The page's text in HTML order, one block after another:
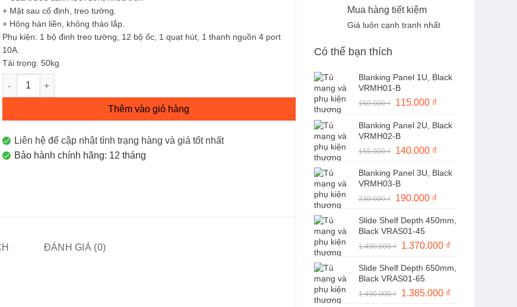
Mua hàng tiết kiệm
Giá luôn cạnh tranh nhất
Có thể bạn thích
Blanking Panel 1U, Black
VRMH01-B
150.000₫
Giá
là:
150.000 ₫.
115.000 ₫
tại
Blanking Panel 2U, Black
VRMH02-B
155.000₫
Giá
là:
155.000 ₫.
140.000 ₫
tại
Blanking Panel 3U, Black
VRMH03-B
230.000₫
Giá
là:
230.000 ₫.
190.000 ₫
tại
190.000 ₫.
Slide Shelf Depth 450mm,
Black VRAS01-45
1.490.000₫
Giá
là:
1.490.000 ₫.
1.370.000 ₫
tại
Slide Shelf Depth 650mm,
Black VRAS01-65
1.490.000₫
Giá
1.385.000 ₫
+ Mặt sau cố định, treo tường.
+ Hông hàn liền, không tháo lắp.
Phụ kiện: 1 bộ đinh treo tường, 12 bộ ốc, 1 quạt hút, 1 thanh nguồn 4 port
10A.
Tải trọng: 50kg
Tủ mạng 4U-W550-D400 treo số lượng
Thêm vào giỏ hàng
Liên hệ để cập nhật tình trạng hàng và giá tốt nhất
Bảo hành chính hãng: 12 tháng
ĐÁNH GIÁ (0)